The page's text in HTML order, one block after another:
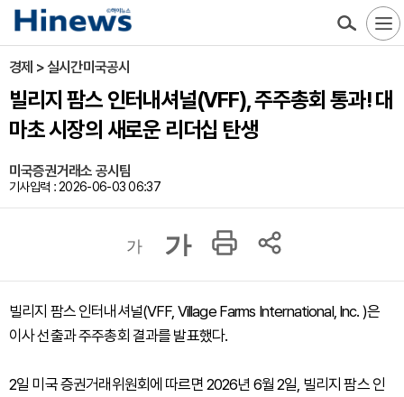
경제 > 실시간미국공시
빌리지 팜스 인터내셔널(VFF), 주주총회 통과! 대
마초 시장의 새로운 리더십 탄생
미국증권거래소 공시팀
기사입력 : 2026-06-03 06:37
가 가
빌리지 팜스 인터내셔널(VFF, Village Farms International, Inc. )은
이사 선출과 주주총회 결과를 발표했다.
2일 미국 증권거래위원회에 따르면 2026년 6월 2일, 빌리지 팜스 인